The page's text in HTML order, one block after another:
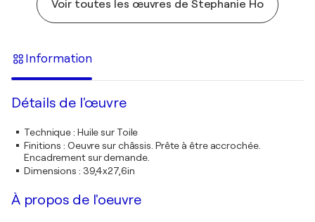
Voir toutes les œuvres de Stephanie Ho
Information
Détails de l'œuvre
Technique: Huile sur Toile
Finitions : Oeuvre sur châssis. Prête à être accrochée.
Encadrement sur demande.
Dimensions : 39,4x27,6in
À propos de l'oeuvre